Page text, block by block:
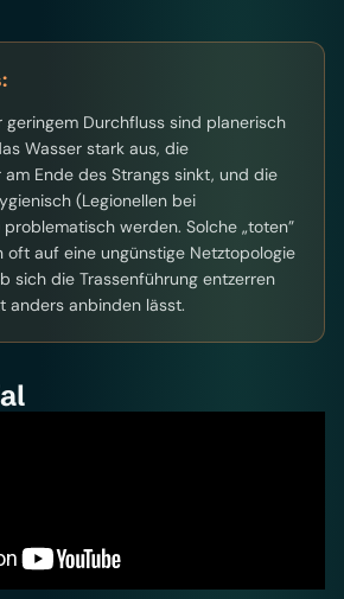
geringem Durchfluss sind planerisch
Wasser stark aus, die
Ende des Strangs sinkt, und die
(Legionellen bei
werden. Solche „toten”
auf eine ungünstige Netztopologie
sich die Trassenführung entzerren
anders anbinden lässt.